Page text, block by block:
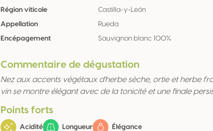
Région viticole Castilla-y-León
Appellation Rueda
Encépagement Sauvignon blanc 100%
Commentaire de dégustation
Nez aux accents végétaux d'herbe sèche, ortie et herbe
vin se montre élégant avec de la tonicité et une finale
Points forts
Acidité Longueur Élégance